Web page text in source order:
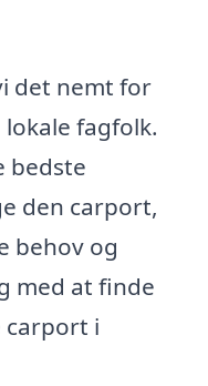
det nemt for
fagfolk.
bedste
den carport,
behov og
med at finde
i